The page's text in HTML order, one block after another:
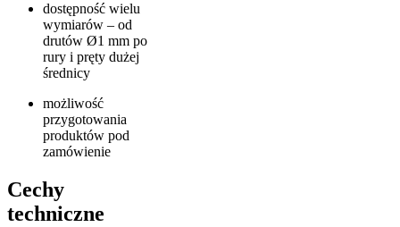
dostępność wielu
wymiarów – od
drutów Ø1 mm po
rury i pręty dużej
średnicy
możliwość
przygotowania
produktów pod
zamówienie
Cechy
techniczne